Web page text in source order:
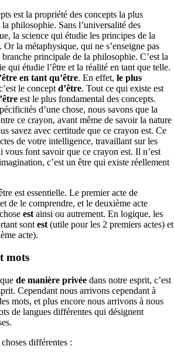
est la propriété des concepts la plus
philosophie. Sans l’universalité des
la science qui étudie les principes de la
la métaphysique, qui ne s’enseigne pas
principale de la philosophie. C’est la
qui étudie l’être et la réalité en tant que telle.
en tant qu’être. En effet, le plus
le concept d’être. Tout ce qui existe est
est le plus fondamental des concepts.
d’une chose, nous savons que la
ce crayon, avant même de savoir la nature
savez avec certitude que ce crayon est. Ce
de votre intelligence, travaillant sur les
vous font savoir que ce crayon est. Il n’est
c’est un être qui existe réellement
est essentielle. Le premier acte de
de le comprendre, et le deuxième acte
est ainsi ou autrement. En logique, les
sont est (utile pour les 2 premiers actes) et
acte).
mots
de manière privée dans notre esprit, c’est
Cependant nous arrivons cependant à
mots, et plus encore nous arrivons à nous
de langues différentes qui désignent
différentes :